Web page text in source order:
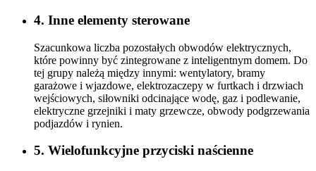
4. Inne elementy sterowane
Szacunkowa liczba pozostałych obwodów elektrycznych,
które powinny być zintegrowane z inteligentnym domem. Do
tej grupy należą między innymi: wentylatory, bramy
garażowe i wjazdowe, elektrozaczepy w furtkach i drzwiach
wejściowych, siłowniki odcinające wodę, gaz i podlewanie,
elektryczne grzejniki i maty grzewcze, obwody podgrzewania
podjazdów i rynien.
5. Wielofunkcyjne przyciski naścienne